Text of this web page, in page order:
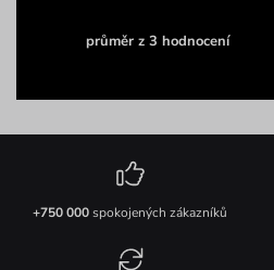
průměr z 3 hodnocení
+750 000spokojených zákazníků